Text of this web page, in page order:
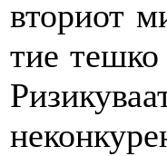
вториот
тие тешко